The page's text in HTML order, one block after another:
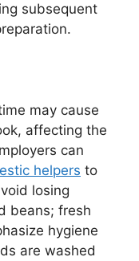
subsequent
may cause
affecting the
can
helpers to
losing
beans; fresh
hygiene
are washed